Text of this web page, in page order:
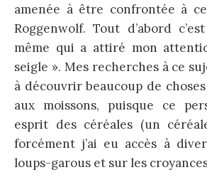
amenée à être confrontée à
Roggenwolf. Tout d’abord
même qui a attiré mon
seigle ». Mes recherches à ce
à découvrir beaucoup de
aux moissons, puisque ce
esprit des céréales (un
forcément j’ai eu accès à
loups-garous et sur les